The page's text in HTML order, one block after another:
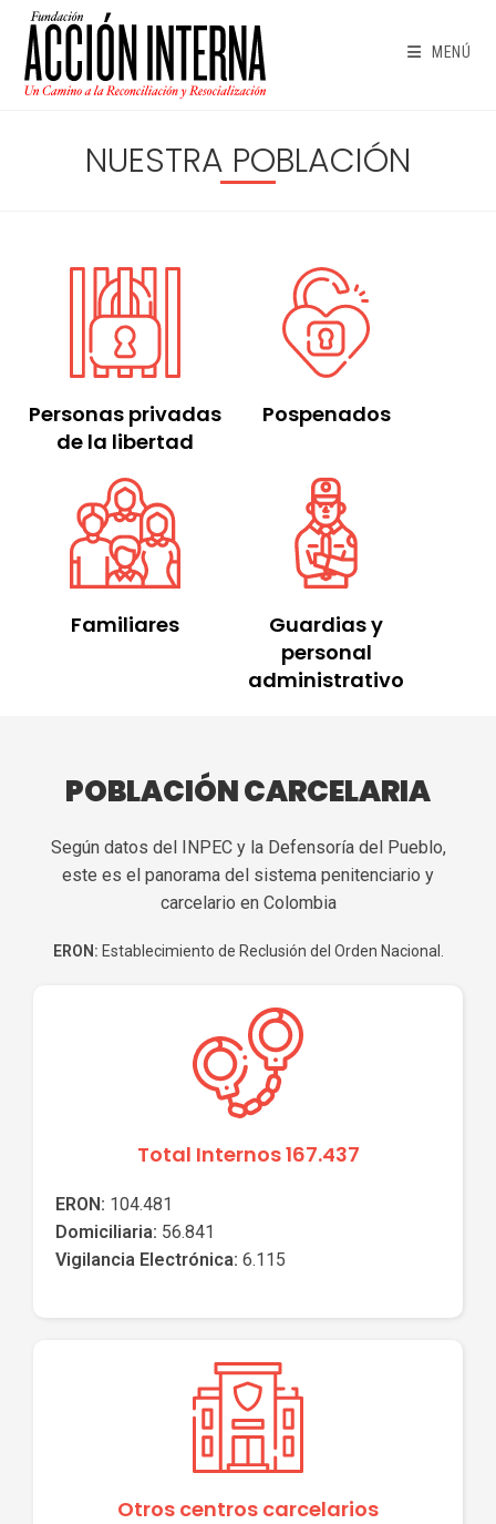
contenido
MENÚ
NUESTRA POBLACIÓN
Personas privadas
de la libertad
Pospenados
Familiares
Guardias y
personal
administrativo
POBLACIÓN CARCELARIA
Según datos del INPEC y la Defensoría del Pueblo,
este es el panorama del sistema penitenciario y
carcelario en Colombia
ERON: Establecimiento de Reclusión del Orden Nacional.
Total Internos 167.437
ERON: 104.481
Domiciliaria: 56.841
Vigilancia Electrónica: 6.115
Otros centros carcelarios